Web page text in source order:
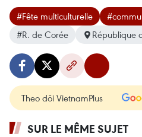
#Fête multiculturelle
#R. de Corée
République
Theo dõi VietnamPlus
SUR LE MÊME SUJET